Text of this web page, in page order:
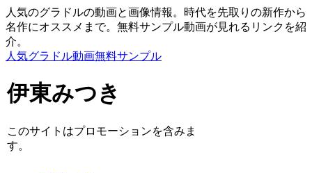
人気のグラドルの動画と画像情報。時代を先取りの新作から
名作にオススメまで。無料サンプル動画が見れるリンクを紹
介。
人気グラドル動画無料サンプル
伊東みつき
このサイトはプロモーションを含みま
す。